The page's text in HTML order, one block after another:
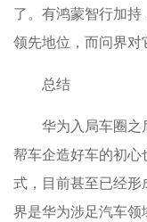
了。有鸿蒙智行加
领先地位，而问界对
总结
华为入局车圈之
帮车企造好车的初心
式，目前甚至已经形
界是华为涉足汽车领